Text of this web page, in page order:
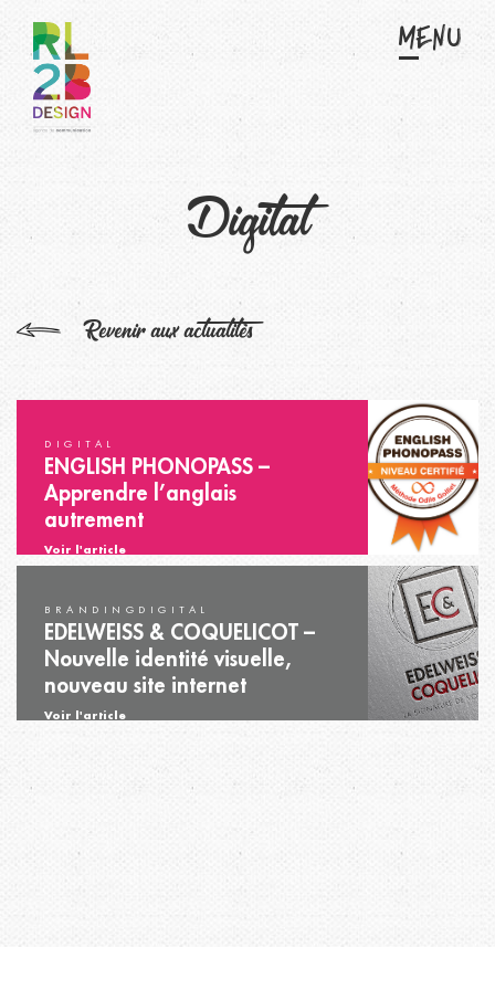
Menu
LES ACTUALITÉS
Digital
Revenir aux actualités
DIGITAL
ENGLISH PHONOPASS –
Apprendre l’anglais
autrement
Voir l'article
BRANDINGDIGITAL
EDELWEISS & COQUELICOT –
Nouvelle identité visuelle,
nouveau site internet
Voir l'article